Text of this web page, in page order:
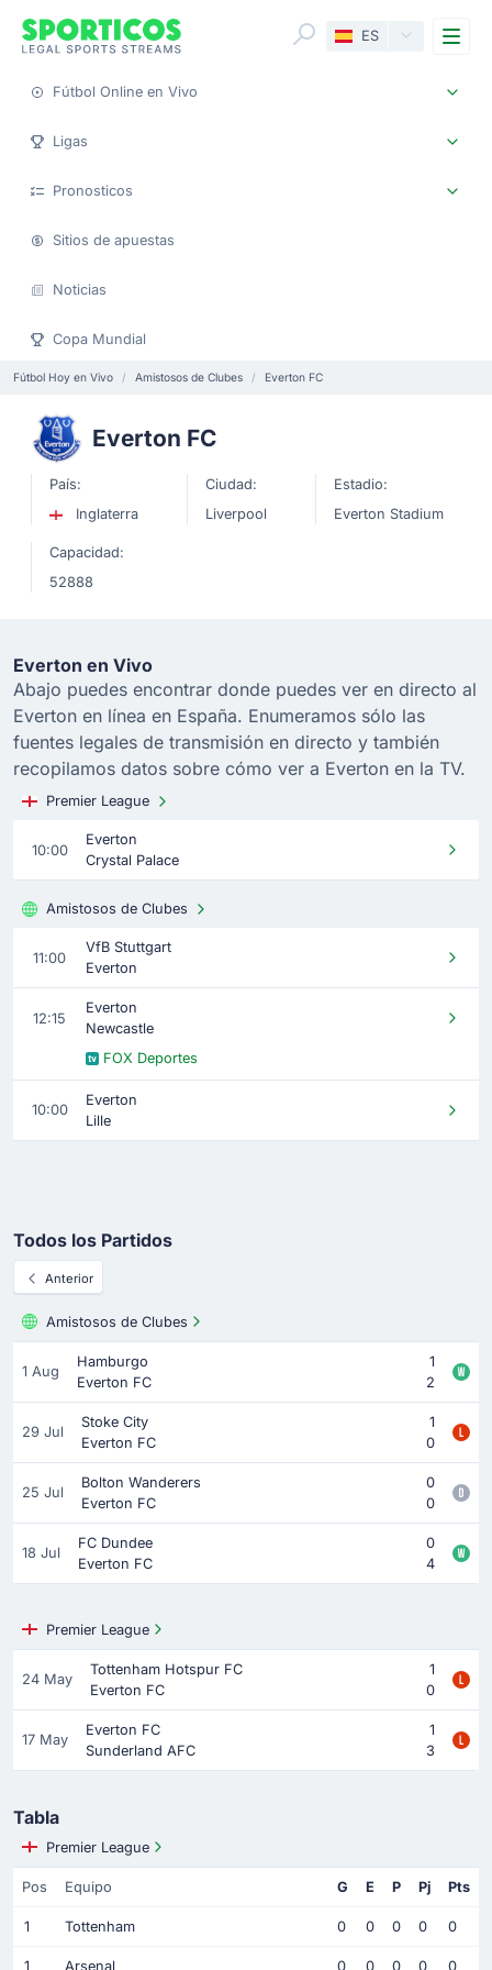
ES
Fútbol Online en Vivo
Ligas
Pronosticos
Sitios de apuestas
Noticias
Copa Mundial
Fútbol Hoy en Vivo Amistosos de Clubes Everton FC
Everton FC
País:
Inglaterra
Ciudad:
Liverpool
Estadio:
Everton Stadium
Capacidad:
52888
Everton en Vivo
Abajo puedes encontrar donde puedes ver en directo al
Everton en línea en España. Enumeramos sólo las
fuentes legales de transmisión en directo y también
recopilamos datos sobre cómo ver a Everton en la TV.
Premier League
10:00
Everton
Crystal Palace
Amistosos de Clubes
11:00
VfB Stuttgart
Everton
12:15
Everton
Newcastle
FOX Deportes
10:00
Everton
Lille
Todos los Partidos
Anterior
Amistosos de Clubes
1 Aug
Hamburgo
1
Everton FC
2
29 Jul
Stoke City
1
Everton FC
0
25 Jul
Bolton Wanderers
0
Everton FC
0
18 Jul
FC Dundee
0
Everton FC
4
Premier League
24 May
Tottenham Hotspur FC
1
Everton FC
0
17 May
Everton FC
1
Sunderland AFC
3
Tabla
Premier League
Pos Equipo G E P Pj Pts
1 Tottenham 0 0 0 0 0
1 Arsenal 0 0 0 0 0